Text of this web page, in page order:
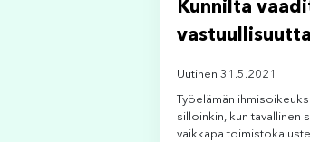
Kunnilta
vastuullisuutta
Uutinen 31.5.2021
Työelämän
silloinkin, kun tavallinen
vaikkapa